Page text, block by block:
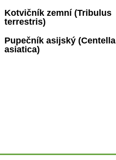
Kotvičník zemní (Tribulus
terrestris)
Pupečník asijský (Centella
asiatica)